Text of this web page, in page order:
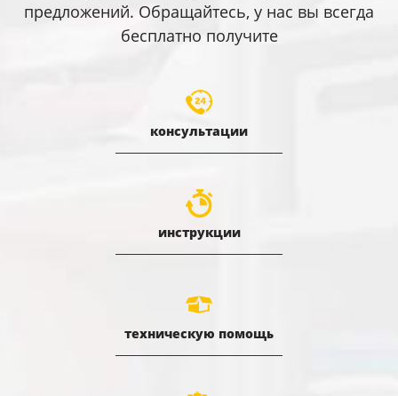
предложений. Обращайтесь, у нас вы всегда
бесплатно получите
консультации
инструкции
техническую помощь